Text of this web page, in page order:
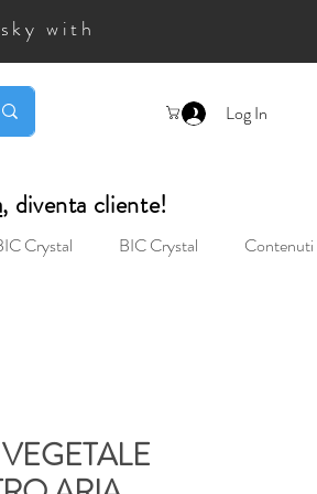
with
Log In
, diventa cliente!
Crystal BIC Crystal Contenuti